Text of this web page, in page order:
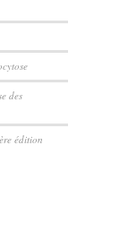
des
édition